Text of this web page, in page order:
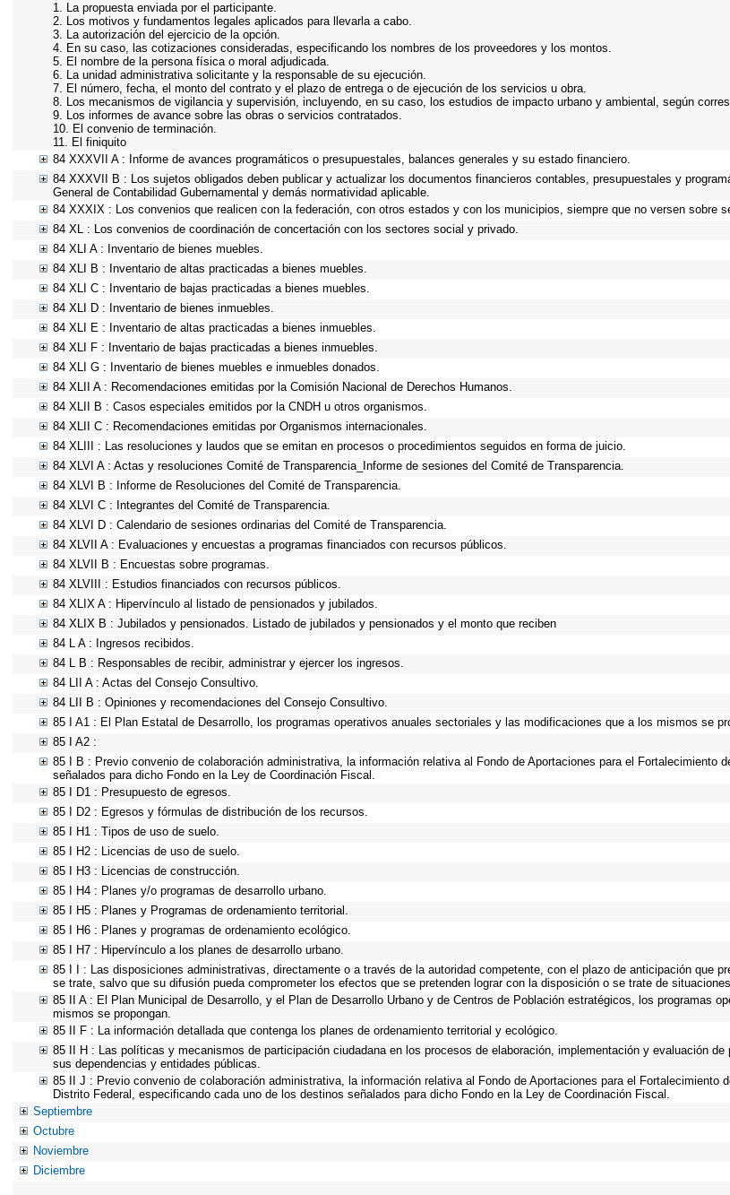
1. La propuesta enviada por el participante.
2. Los motivos y fundamentos legales aplicados para llevarla a cabo.
3. La autorización del ejercicio de la opción.
4. En su caso, las cotizaciones consideradas, especificando los nombres de los proveedores y los montos.
5. El nombre de la persona física o moral adjudicada.
6. La unidad administrativa solicitante y la responsable de su ejecución.
7. El número, fecha, el monto del contrato y el plazo de entrega o de ejecución de los servicios u obra.
8. Los mecanismos de vigilancia y supervisión, incluyendo, en su caso, los estudios de impacto urbano y ambiental, según
9. Los informes de avance sobre las obras o servicios contratados.
10. El convenio de terminación.
11. El finiquito
84 XXXVII A : Informe de avances programáticos o presupuestales, balances generales y su estado financiero.
84 XXXVII B : Los sujetos obligados deben publicar y actualizar los documentos financieros contables, presupuestales y
General de Contabilidad Gubernamental y demás normatividad aplicable.
84 XXXIX : Los convenios que realicen con la federación, con otros estados y con los municipios, siempre que no versen sobre
84 XL : Los convenios de coordinación de concertación con los sectores social y privado.
84 XLI A : Inventario de bienes muebles.
84 XLI B : Inventario de altas practicadas a bienes muebles.
84 XLI C : Inventario de bajas practicadas a bienes muebles.
84 XLI D : Inventario de bienes inmuebles.
84 XLI E : Inventario de altas practicadas a bienes inmuebles.
84 XLI F : Inventario de bajas practicadas a bienes inmuebles.
84 XLI G : Inventario de bienes muebles e inmuebles donados.
84 XLII A : Recomendaciones emitidas por la Comisión Nacional de Derechos Humanos.
84 XLII B : Casos especiales emitidos por la CNDH u otros organismos.
84 XLII C : Recomendaciones emitidas por Organismos internacionales.
84 XLIII : Las resoluciones y laudos que se emitan en procesos o procedimientos seguidos en forma de juicio.
84 XLVI A : Actas y resoluciones Comité de Transparencia_Informe de sesiones del Comité de Transparencia.
84 XLVI B : Informe de Resoluciones del Comité de Transparencia.
84 XLVI C : Integrantes del Comité de Transparencia.
84 XLVI D : Calendario de sesiones ordinarias del Comité de Transparencia.
84 XLVII A : Evaluaciones y encuestas a programas financiados con recursos públicos.
84 XLVII B : Encuestas sobre programas.
84 XLVIII : Estudios financiados con recursos públicos.
84 XLIX A : Hipervínculo al listado de pensionados y jubilados.
84 XLIX B : Jubilados y pensionados. Listado de jubilados y pensionados y el monto que reciben
84 L A : Ingresos recibidos.
84 L B : Responsables de recibir, administrar y ejercer los ingresos.
84 LII A : Actas del Consejo Consultivo.
84 LII B : Opiniones y recomendaciones del Consejo Consultivo.
85 I A1 : El Plan Estatal de Desarrollo, los programas operativos anuales sectoriales y las modificaciones que a los mismos se
85 I A2 :
85 I B : Previo convenio de colaboración administrativa, la información relativa al Fondo de Aportaciones para el Fortalecimiento
señalados para dicho Fondo en la Ley de Coordinación Fiscal.
85 I D1 : Presupuesto de egresos.
85 I D2 : Egresos y fórmulas de distribución de los recursos.
85 I H1 : Tipos de uso de suelo.
85 I H2 : Licencias de uso de suelo.
85 I H3 : Licencias de construcción.
85 I H4 : Planes y/o programas de desarrollo urbano.
85 I H5 : Planes y Programas de ordenamiento territorial.
85 I H6 : Planes y programas de ordenamiento ecológico.
85 I H7 : Hipervínculo a los planes de desarrollo urbano.
85 I I : Las disposiciones administrativas, directamente o a través de la autoridad competente, con el plazo de anticipación que
se trate, salvo que su difusión pueda comprometer los efectos que se pretenden lograr con la disposición o se trate de
85 II A : El Plan Municipal de Desarrollo, y el Plan de Desarrollo Urbano y de Centros de Población estratégicos, los programas
mismos se propongan.
85 II F : La información detallada que contenga los planes de ordenamiento territorial y ecológico.
85 II H : Las políticas y mecanismos de participación ciudadana en los procesos de elaboración, implementación y evaluación
sus dependencias y entidades públicas.
85 II J : Previo convenio de colaboración administrativa, la información relativa al Fondo de Aportaciones para el Fortalecimiento
Distrito Federal, especificando cada uno de los destinos señalados para dicho Fondo en la Ley de Coordinación Fiscal.
Septiembre
Octubre
Noviembre
Diciembre